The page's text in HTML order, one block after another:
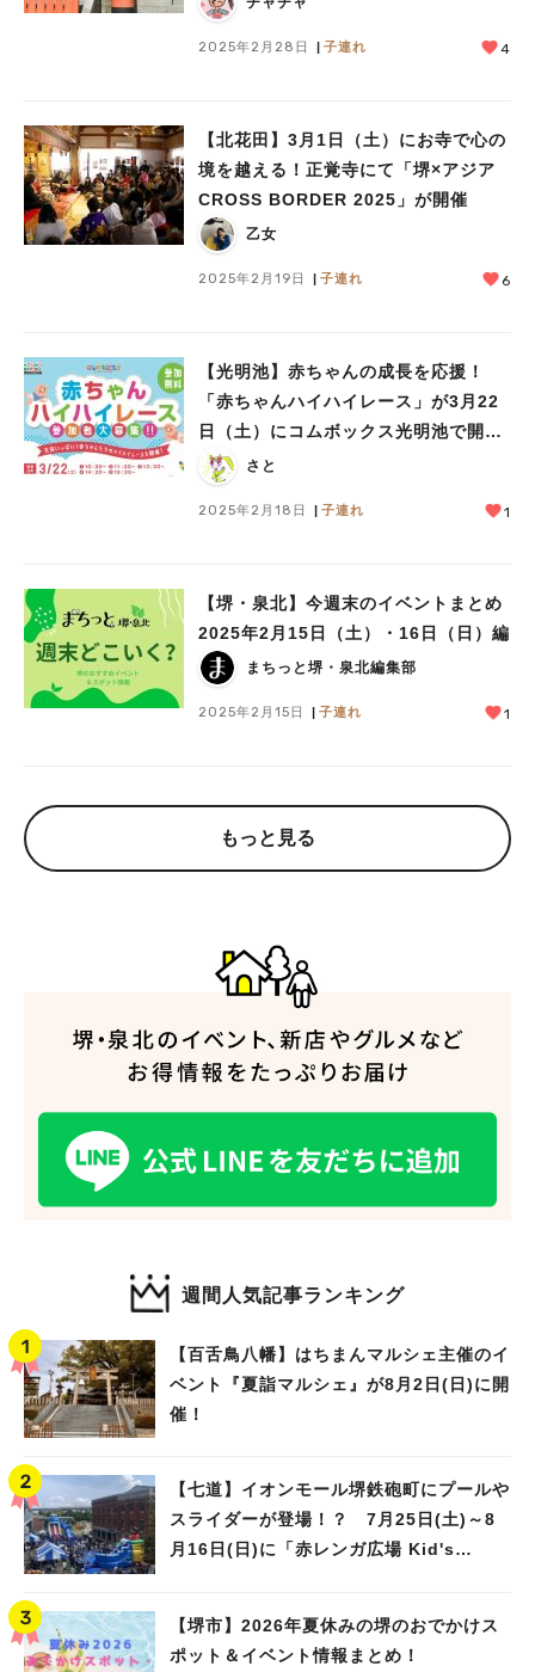
2025年2月28日 子連れ 4
【北花田】3月1日（土）にお寺で心の
境を越える！正覚寺にて「堺×アジア
CROSS BORDER 2025」が開催
乙女
2025年2月19日 子連れ 6
【光明池】赤ちゃんの成長を応援！
「赤ちゃんハイハイレース」が3月22
日（土）にコムボックス光明池で開催
決定。出場する赤ちゃんを大募集
さと
2025年2月18日 子連れ 1
【堺・泉北】今週末のイベントまとめ
2025年2月15日（土）・16日（日）編
まちっと堺・泉北編集部
2025年2月15日 子連れ 1
もっと見る
週間人気記事ランキング
【百舌鳥八幡】はちまんマルシェ主催のイ
ベント『夏詣マルシェ』が8月2日(日)に開
催！
【七道】イオンモール堺鉄砲町にプールや
スライダーが登場！？ 7月25日(土)～8
月16日(日)に「赤レンガ広場 Kid's
【堺市】2026年夏休みの堺のおでかけス
ポット＆イベント情報まとめ！
#光明池駅#なかもず駅